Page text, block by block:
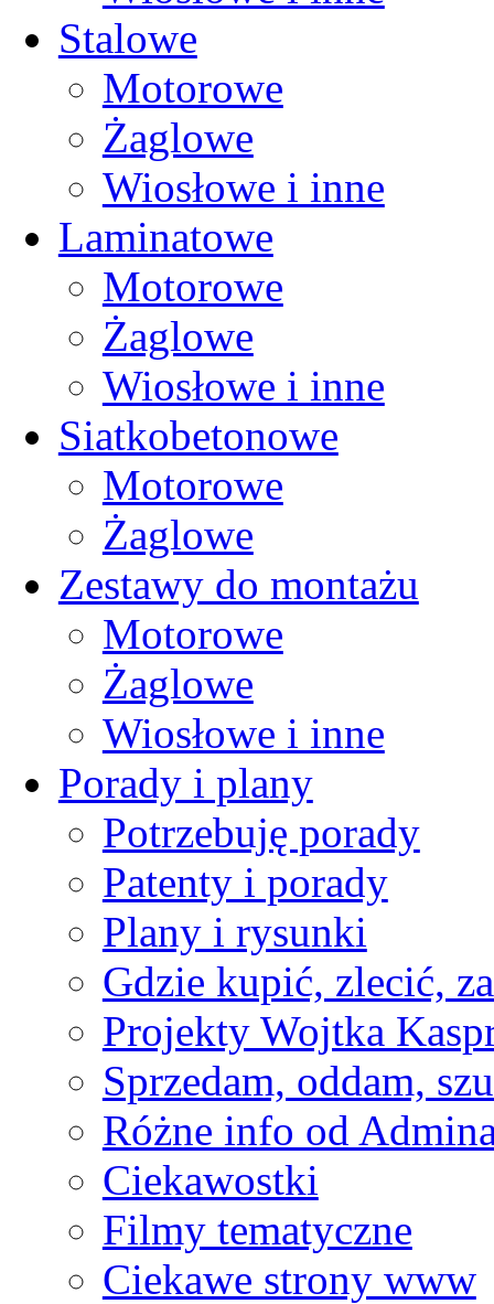
Stalowe
Motorowe
Żaglowe
Wiosłowe i inne
Laminatowe
Motorowe
Żaglowe
Wiosłowe i inne
Siatkobetonowe
Motorowe
Żaglowe
Zestawy do montażu
Motorowe
Żaglowe
Wiosłowe i inne
Porady i plany
Potrzebuję porady
Patenty i porady
Plany i rysunki
Gdzie kupić, zlecić,
Projekty Wojtka
Sprzedam, oddam,
Różne info od
Ciekawostki
Filmy tematyczne
Ciekawe strony www